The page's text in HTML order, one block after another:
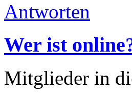
Antworten
Wer ist
Mitglieder in